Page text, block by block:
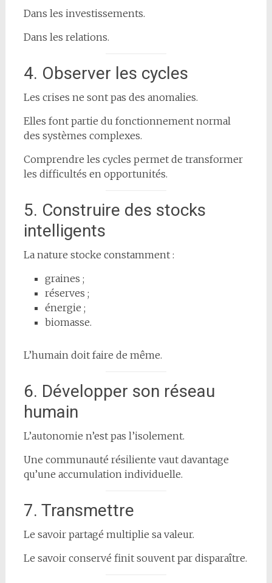
Dans les investissements.
Dans les relations.
4. Observer les cycles
Les crises ne sont pas des anomalies.
Elles font partie du fonctionnement normal
des systèmes complexes.
Comprendre les cycles permet de transformer
les difficultés en opportunités.
5. Construire des stocks
intelligents
La nature stocke constamment :
graines ;
réserves ;
énergie ;
biomasse.
L’humain doit faire de même.
6. Développer son réseau
humain
L’autonomie n’est pas l’isolement.
Une communauté résiliente vaut davantage
qu’une accumulation individuelle.
7. Transmettre
Le savoir partagé multiplie sa valeur.
Le savoir conservé finit souvent par disparaître.